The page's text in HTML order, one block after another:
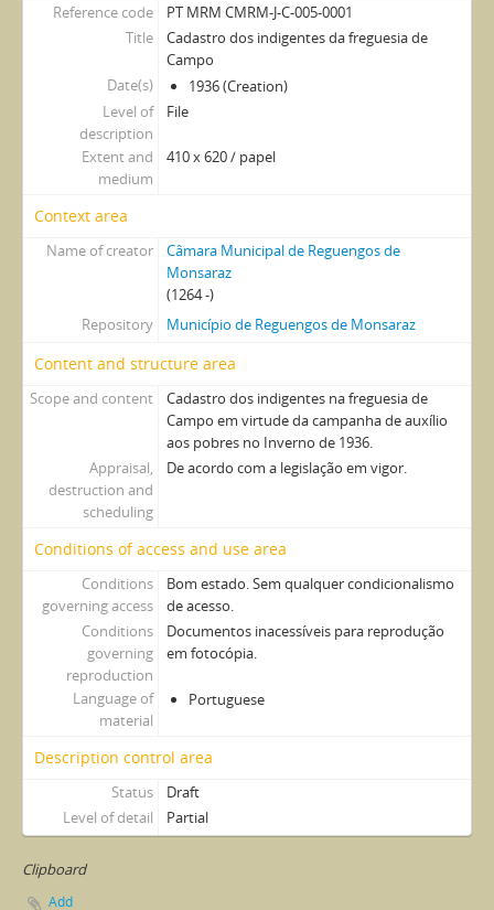
Reference code
PT MRM CMRM-J-C-005-0001
Title
Cadastro dos indigentes da freguesia de
Campo
Date(s)
1936 (Creation)
Level of
description
File
Extent and
medium
410 x 620 / papel
Context area
Name of creator
Câmara Municipal de Reguengos de
Monsaraz
(1264 -)
Repository
Município de Reguengos de Monsaraz
Content and structure area
Scope and content
Cadastro dos indigentes na freguesia de
Campo em virtude da campanha de auxílio
aos pobres no Inverno de 1936.
Appraisal,
destruction and
scheduling
De acordo com a legislação em vigor.
Conditions of access and use area
Conditions
governing access
Bom estado. Sem qualquer condicionalismo
de acesso.
Conditions
governing
reproduction
Documentos inacessíveis para reprodução
em fotocópia.
Language of
material
Portuguese
Description control area
Status
Draft
Level of detail
Partial
Clipboard
Add